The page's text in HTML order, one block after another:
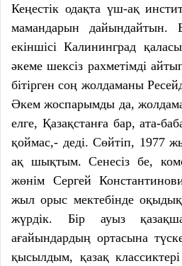
Кеңестік одақта үш-ақ
мамандарын дайындайтын.
екіншісі Калининград
әкеме шексіз рахметімді
бітірген соң жолдаманы
Әкем жоспарымды да,
елге, Қазақстанға бар, ата-
қоймас,- деді. Сөйтіп, 1977
ақ шықтым. Сенесіз бе,
жөнім Сергей
жыл орыс мектебінде
жүрдік. Бір ауыз
ағайындардың ортасына
қысылдым, қазақ